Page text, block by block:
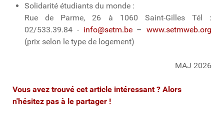
Solidarité étudiants du monde :
Rue de Parme, 26 à 1060 Saint-Gilles Tél :
02/533.39.84 - info@setm.be– www.setmweb.org
(prix selon le type de logement)
MAJ 2026
Vous avez trouvé cet article intéressant ? Alors
n'hésitez pas à le partager !